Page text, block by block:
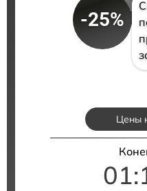
-25%
Цены